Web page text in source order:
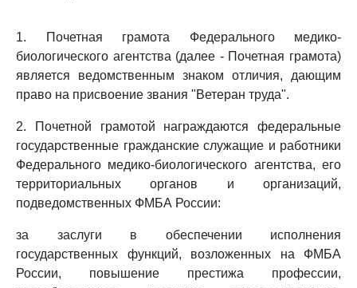
1. Почетная грамота Федерального медико-
биологического агентства (далее - Почетная грамота)
является ведомственным знаком отличия, дающим
право на присвоение звания "Ветеран труда".
2. Почетной грамотой награждаются федеральные
государственные гражданские служащие и работники
Федерального медико-биологического агентства, его
территориальных органов и организаций,
подведомственных ФМБА России:
за заслуги в обеспечении исполнения
государственных функций, возложенных на ФМБА
России, повышение престижа профессии,